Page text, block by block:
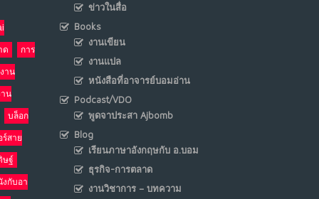
ด การ
งาน
าน
บล็อก
ร์สาย
ษฐ์
งกับอา
ข่าวในสื่อ
Books
งานเขียน
งานแปล
หนังสือที่อาจารย์บอมอ่าน
Podcast/VDO
พูดจาประสา Ajbomb
Blog
เรียนภาษาอังกฤษกับ อ.บอม
ธุรกิจ-การตลาด
งานวิชาการ – บทความ